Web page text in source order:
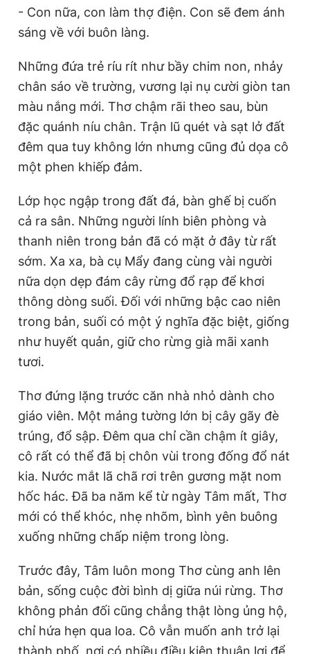
- Con nữa, con làm thợ điện. Con sẽ đem ánh
sáng về với buôn làng.
Những đứa trẻ ríu rít như bầy chim non, nhảy
chân sáo về trường, vương lại nụ cười giòn tan
màu nắng mới. Thơ chậm rãi theo sau, bùn
đặc quánh níu chân. Trận lũ quét và sạt lở đất
đêm qua tuy không lớn nhưng cũng đủ dọa cô
một phen khiếp đảm.
Lớp học ngập trong đất đá, bàn ghế bị cuốn
cả ra sân. Những người lính biên phòng và
thanh niên trong bản đã có mặt ở đây từ rất
sớm. Xa xa, bà cụ Mẩy đang cùng vài người
nữa dọn dẹp đám cây rừng đổ rạp để khơi
thông dòng suối. Đối với những bậc cao niên
trong bản, suối có một ý nghĩa đặc biệt, giống
như huyết quản, giữ cho rừng già mãi xanh
tươi.
Thơ đứng lặng trước căn nhà nhỏ dành cho
giáo viên. Một mảng tường lớn bị cây gãy đè
trúng, đổ sập. Đêm qua chỉ cần chậm ít giây,
cô rất có thể đã bị chôn vùi trong đống đổ nát
kia. Nước mắt lã chã rơi trên gương mặt nom
hốc hác. Đã ba năm kể từ ngày Tâm mất, Thơ
mới có thể khóc, nhẹ nhõm, bình yên buông
xuống những chấp niệm trong lòng.
Trước đây, Tâm luôn mong Thơ cùng anh lên
bản, sống cuộc đời bình dị giữa núi rừng. Thơ
không phản đối cũng chẳng thật lòng ủng hộ,
chỉ hứa hẹn qua loa. Cô vẫn muốn anh trở lại
thành phố, nơi có nhiều điều kiện thuận lợi để